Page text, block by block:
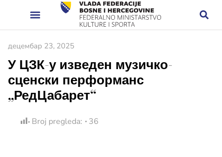
децембар 23, 2025
У ЦЗК-у изведен музичко-
сценски перформанс
„РедЦабарет“
Broj pregleda: 36